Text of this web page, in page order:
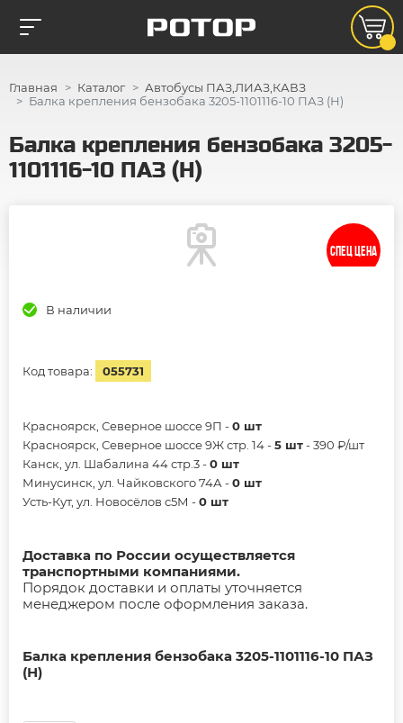
Главная Каталог
Автобусы ПАЗ,ЛИАЗ,КАВЗ
Балка крепления бензобака 3205-1101116-10 ПАЗ (Н)
Балка крепления бензобака 3205-
1101116-10 ПАЗ (Н)
СПЕЦ ЦЕНА
В наличии
Код товара: 055731
Красноярск, Северное шоссе 9П -0 шт
Красноярск, Северное шоссе 9Ж стр. 14 -5 шт- 390 ₽/шт
Канск, ул. Шабалина 44 стр.3 -0 шт
Минусинск, ул. Чайковского 74А -0 шт
Усть-Кут, ул. Новосёлов с5М -0 шт
Доставка по России осуществляется
транспортными компаниями.
Порядок доставки и оплаты уточняется
менеджером после оформления заказа.
Балка крепления бензобака 3205-1101116-10 ПАЗ
(Н)